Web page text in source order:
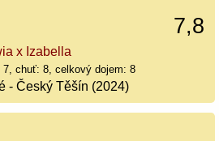
7,8
x Izabella
chuť: 8, celkový dojem: 8
- Český Těšín (2024)